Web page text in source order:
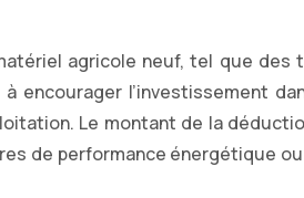
agricole neuf, tel que
encourager l’investissement
Le montant de la
de performance énergétique